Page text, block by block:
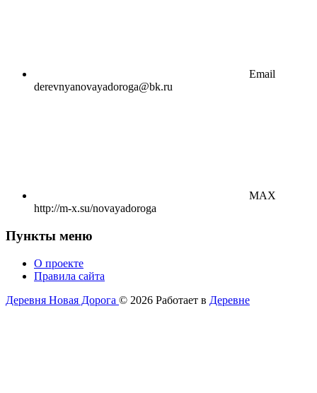
Email
derevnyanovayadoroga@bk.ru
MAX
http://m-x.su/novayadoroga
Пункты меню
О проекте
Правила сайта
Деревня Новая Дорога © 2026 Работает в Деревне